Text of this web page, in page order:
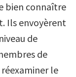
bien connaître
Ils envoyèrent
de
de
le